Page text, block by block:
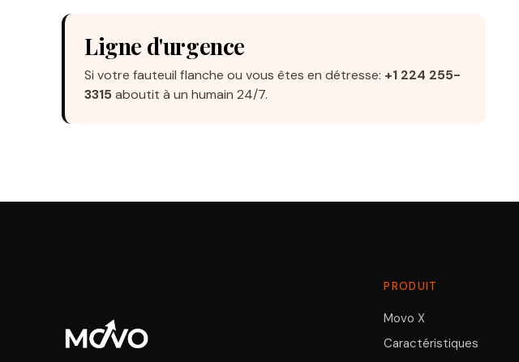
Ligne d'urgence
Si votre fauteuil flanche ou vous êtes en détresse: +1 224 255-
3315aboutit à un humain 24/7.
PRODUIT
Movo X
Caractéristiques